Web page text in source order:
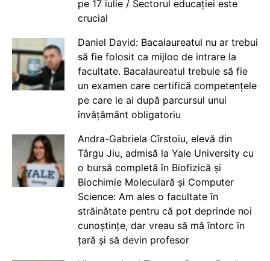
pe 17 iulie / Sectorul educației este
crucial
Daniel David: Bacalaureatul nu ar trebui
să fie folosit ca mijloc de intrare la
facultate. Bacalaureatul trebuie să fie
un examen care certifică competențele
pe care le ai după parcursul unui
învățământ obligatoriu
Andra-Gabriela Cîrstoiu, elevă din
Târgu Jiu, admisă la Yale University cu
o bursă completă în Biofizică și
Biochimie Moleculară și Computer
Science: Am ales o facultate în
străinătate pentru că pot deprinde noi
cunoștințe, dar vreau să mă întorc în
țară și să devin profesor